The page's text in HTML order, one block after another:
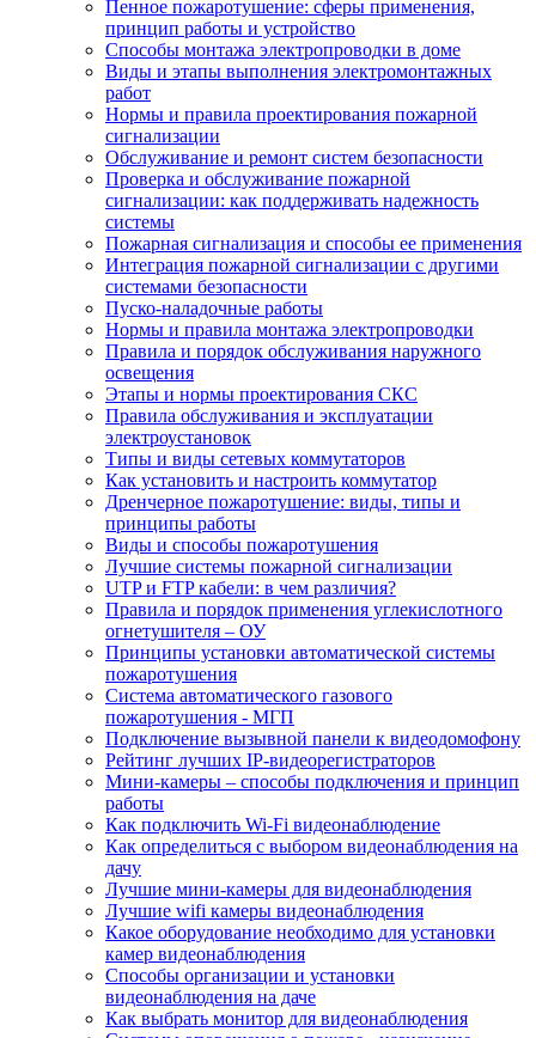
Пенное пожаротушение: сферы применения,
принцип работы и устройство
Способы монтажа электропроводки в доме
Виды и этапы выполнения электромонтажных
работ
Нормы и правила проектирования пожарной
сигнализации
Обслуживание и ремонт систем безопасности
Проверка и обслуживание пожарной
сигнализации: как поддерживать надежность
системы
Пожарная сигнализация и способы ее применения
Интеграция пожарной сигнализации с другими
системами безопасности
Пуско-наладочные работы
Нормы и правила монтажа электропроводки
Правила и порядок обслуживания наружного
освещения
Этапы и нормы проектирования СКС
Правила обслуживания и эксплуатации
электроустановок
Типы и виды сетевых коммутаторов
Как установить и настроить коммутатор
Дренчерное пожаротушение: виды, типы и
принципы работы
Виды и способы пожаротушения
Лучшие системы пожарной сигнализации
UTP и FTP кабели: в чем различия?
Правила и порядок применения углекислотного
огнетушителя – ОУ
Принципы установки автоматической системы
пожаротушения
Система автоматического газового
пожаротушения - МГП
Подключение вызывной панели к видеодомофону
Рейтинг лучших IP-видеорегистраторов
Мини-камеры – способы подключения и принцип
работы
Как подключить Wi-Fi видеонаблюдение
Как определиться с выбором видеонаблюдения на
дачу
Лучшие мини-камеры для видеонаблюдения
Лучшие wifi камеры видеонаблюдения
Какое оборудование необходимо для установки
камер видеонаблюдения
Способы организации и установки
видеонаблюдения на даче
Как выбрать монитор для видеонаблюдения